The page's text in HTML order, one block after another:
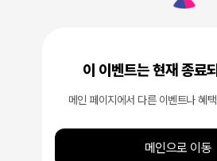
이 이벤트는 현재 종료
메인 페이지에서 다른 이벤트나 혜
메인으로 이동